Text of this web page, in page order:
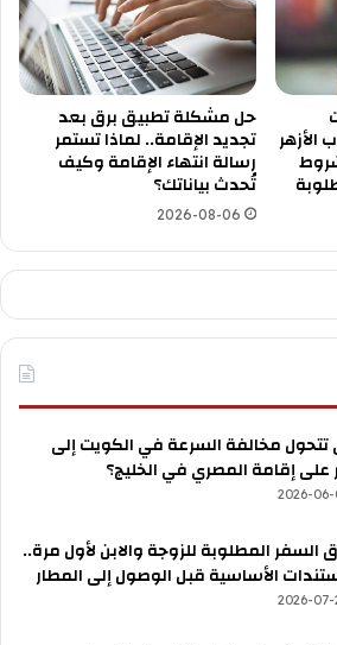
الأزهر
حل مشكلة تطبيق برق بعد
تجديد الإقامة.. لماذا تستمر
رسالة انتهاء الإقامة وكيف
تُحدث بياناتك؟
2026-08-06
تتحول مخالفة السرعة في الكويت إلى
إقامة المصري في الخليج؟
2026-06-
السفر المطلوبة للزوجة والابن لأول مرة..
الأساسية قبل الوصول إلى المطار
2026-07-